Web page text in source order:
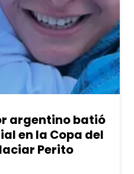
argentino batió
en la Copa del
Perito